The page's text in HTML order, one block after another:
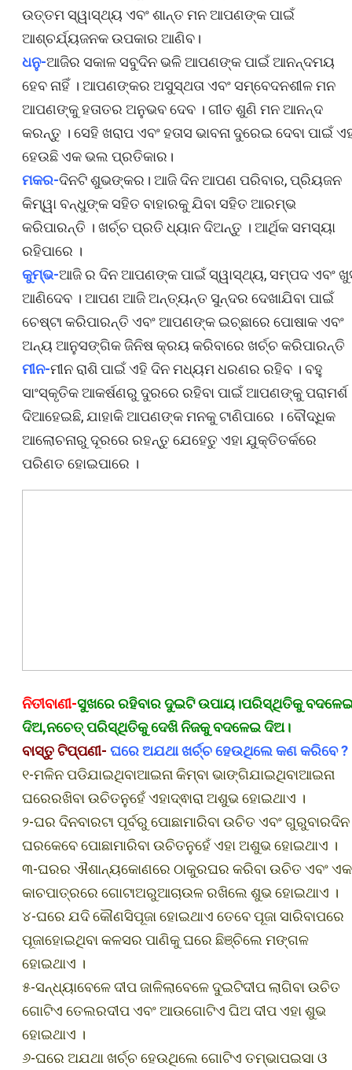
ଉତ୍ତମ ସ୍ୱାସ୍ଥ୍ୟ ଏବଂ ଶାନ୍ତ ମନ ଆପଣଙ୍କ ପାଇଁ
ଆଶ୍ଚର୍ଯ୍ୟଜନକ ଉପକାର ଆଣିବ।
ଧନୁ-ଆଜିର ସକାଳ ସବୁଦିନ ଭଳି ଆପଣଙ୍କ ପାଇଁ ଆନନ୍ଦମୟ
ହେବ ନାହିଁ । ଆପଣଙ୍କର ଅସୁସ୍ଥତା ଏବଂ ସମ୍ବେଦନଶୀଳ ମନ
ଆପଣଙ୍କୁ ହତାତର ଅନୁଭବ ଦେବ । ଗୀତ ଶୁଣି ମନ ଆନନ୍ଦ
କରନ୍ତୁ । ସେହି ଖରାପ ଏବଂ ହତାସ ଭାବନା ଦୁରେଇ ଦେବା ପାଇଁ
ହେଉଛି ଏକ ଭଲ ପ୍ରତିକାର।
ମକର-ଦିନଟି ଶୁଭଙ୍କର। ଆଜି ଦିନ ଆପଣ ପରିବାର, ପ୍ରିୟଜନ
କିମ୍ୱା ବନ୍ଧୁଙ୍କ ସହିତ ବାହାରକୁ ଯିବା ସହିତ ଆରମ୍ଭ
କରିପାରନ୍ତି । ଖର୍ଚ୍ଚ ପ୍ରତି ଧ୍ୟାନ ଦିଅନ୍ତୁ । ଆର୍ଥିକ ସମସ୍ୟା
ରହିପାରେ ।
କୁମ୍ଭ-ଆଜି ର ଦିନ ଆପଣଙ୍କ ପାଇଁ ସ୍ୱାସ୍ଥ୍ୟ, ସମ୍ପଦ ଏବଂ
ଆଣିଦେବ । ଆପଣ ଆଜି ଅନ୍ତ୍ୟନ୍ତ ସୁନ୍ଦର ଦେଖାଯିବା ପାଇଁ
ଚେଷ୍ଟା କରିପାରନ୍ତି ଏବଂ ଆପଣଙ୍କ ଇଚ୍ଛାରେ ପୋଷାକ ଏବଂ
ଅନ୍ୟ ଆନୁସଙ୍ଗିକ ଜିନିଷ କ୍ରୟ କରିବାରେ ଖର୍ଚ୍ଚ କରିପାରନ୍ତି
ମୀନ-ମୀନ ରାଶି ପାଇଁ ଏହି ଦିନ ମଧ୍ୟମ ଧରଣର ରହିବ । ବହୁ
ସାଂସ୍କୃତିକ ଆକର୍ଷଣରୁ ଦୁରରେ ରହିବା ପାଇଁ ଆପଣଙ୍କୁ ପରାମର୍ଶ
ଦିଆହେଇଛି, ଯାହାକି ଆପଣଙ୍କ ମନକୁ ଟାଣିପାରେ । ବୌଦ୍ଧିକ
ଆଲୋଚନାରୁ ଦୂରରେ ରହନ୍ତୁ ଯେହେତୁ ଏହା ଯୁକ୍ତିତର୍କରେ
ପରିଣତ ହୋଇପାରେ ।
ନିତୀବାଣୀ-ସୁଖରେ ରହିବାର ଦୁଇଟି ଉପାୟ।ପରିସ୍ଥିତିକୁ
ଦିଅ,ନଚେତ୍ ପରିସ୍ଥିତିକୁ ଦେଖି ନିଜକୁ ବଦଳେଇ ଦିଅ।
ବାସ୍ତୁ ଟିପ୍ପଣୀ- ଘରେ ଅଯଥା ଖର୍ଚ୍ଚ ହେଉଥିଲେ କଣ କରିବେ ?
୧-ମଳିନ ପଡିଯାଇଥିବାଆଇନା କିମ୍ବା ଭାଙ୍ଗିଯାଇଥିବାଆଇନା
ଘରେରଖିବା ଉଚିତନୁହେଁ ଏହାଦ୍ଵାରା ଅଶୁଭ ହୋଇଥାଏ ।
୨-ଘର ଦିନବାରଟା ପୂର୍ବରୁ ପୋଛାମାରିବା ଉଚିତ ଏବଂ ଗୁରୁବାରଦିନ
ଘରକେବେ ପୋଛାମାରିବା ଉଚିତନୁହେଁ ଏହା ଅଶୁଭ ହୋଇଥାଏ ।
୩-ଘରର ଐଶାନ୍ୟକୋଣରେ ଠାକୁରଘର କରିବା ଉଚିତ ଏବଂ ଏକ
କାଚପାତ୍ରରେ ଗୋଟାଅରୁଆଚାଉଳ ରଖିଲେ ଶୁଭ ହୋଇଥାଏ ।
୪-ଘରେ ଯଦି କୌଣସିପୂଜା ହୋଇଥାଏ ତେବେ ପୂଜା ସାରିବାପରେ
ପୂଜାହୋଇଥିବା କଳସର ପାଣିକୁ ଘରେ ଛିଞ୍ଚିଲେ ମଙ୍ଗଳ
ହୋଇଥାଏ ।
୫-ସନ୍ଧ୍ୟାବେଳେ ଦୀପ ଜାଳିଲାବେଳେ ଦୁଇଟିଦୀପ ଲାଗିବା ଉଚିତ
ଗୋଟିଏ ତେଲରଦୀପ ଏବଂ ଆଉଗୋଟିଏ ଘିଅ ଦୀପ ଏହା ଶୁଭ
ହୋଇଥାଏ ।
୬-ଘରେ ଅଯଥା ଖର୍ଚ୍ଚ ହେଉଥିଲେ ଗୋଟିଏ ତମ୍ଭାପଇସା ଓ